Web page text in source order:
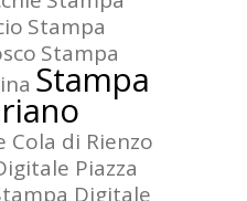
Stampa
Stampa
Stampa
Cola di Rienzo
Piazza
Digitale